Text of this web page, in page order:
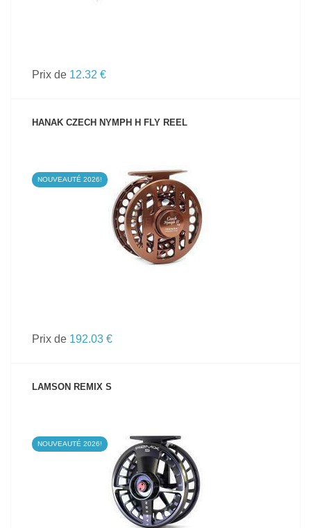
Prix de 12.32 €
HANAK CZECH NYMPH H FLY REEL
NOUVEAUTÉ 2026!
VOIR LE PRODUIT
Prix de 192.03 €
LAMSON REMIX S
NOUVEAUTÉ 2026!
VOIR LE PRODUIT